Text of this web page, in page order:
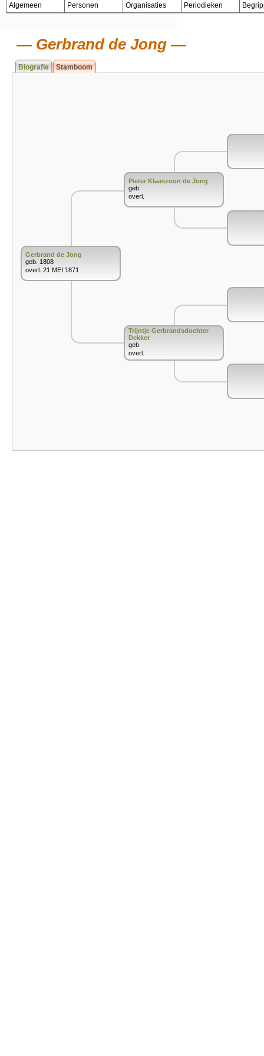
Algemeen Personen Organisaties Periodieken
Gerbrand de Jong
Biografie Stamboom
Gerbrand de Jong
geb. 1808
overl. 21 MEI 1871
Pieter Klaaszoon de Jong
geb.
overl.
Trijntje Gerbrandsdochter
Dekker
geb.
overl.